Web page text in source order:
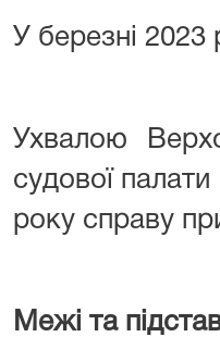
У березні
Ухвалою
судової
року справу
Межі та